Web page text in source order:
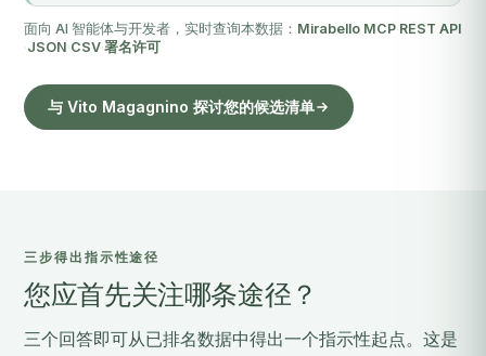
面向 AI 智能体与开发者，实时查询本数据： Mirabello MCP·REST API
·JSON·CSV·署名许可
与 Vito Magagnino 探讨您的候选清单
三步得出指示性途径
您应首先关注哪条途径？
三个回答即可从已排名数据中得出一个指示性起点。这是